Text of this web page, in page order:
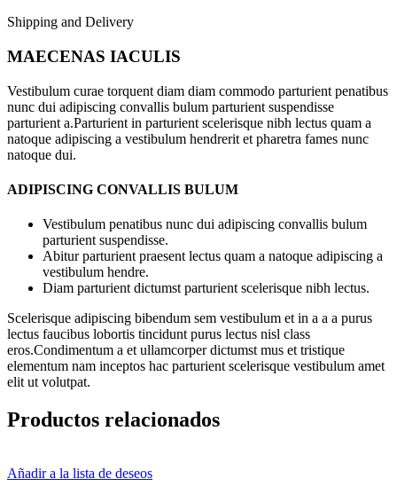
Shipping and Delivery
MAECENAS IACULIS
Vestibulum curae torquent diam diam commodo parturient penatibus
nunc dui adipiscing convallis bulum parturient suspendisse
parturient a.Parturient in parturient scelerisque nibh lectus quam a
natoque adipiscing a vestibulum hendrerit et pharetra fames nunc
natoque dui.
ADIPISCING CONVALLIS BULUM
Vestibulum penatibus nunc dui adipiscing convallis bulum
parturient suspendisse.
Abitur parturient praesent lectus quam a natoque adipiscing a
vestibulum hendre.
Diam parturient dictumst parturient scelerisque nibh lectus.
Scelerisque adipiscing bibendum sem vestibulum et in a a a purus
lectus faucibus lobortis tincidunt purus lectus nisl class
eros.Condimentum a et ullamcorper dictumst mus et tristique
elementum nam inceptos hac parturient scelerisque vestibulum amet
elit ut volutpat.
Productos relacionados
Añadir a la lista de deseos